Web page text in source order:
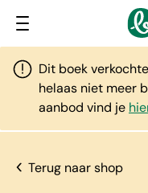
Dit boek
helaas niet meer
aanbod vind je
Terug naar shop